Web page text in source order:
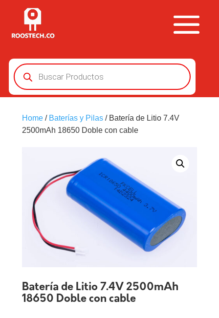
Búsqueda
de
productos
Home/ Baterías y Pilas/ Batería de Litio 7.4V
2500mAh 18650 Doble con cable
Batería de Litio 7.4V 2500mAh
18650 Doble con cable